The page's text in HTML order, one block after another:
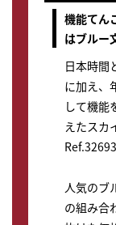
機能てん
はブルー
日本時間
に加え、
して機能
えたスカ
人気のブ
の組み合